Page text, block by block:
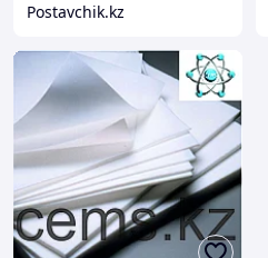
Postavchik.kz